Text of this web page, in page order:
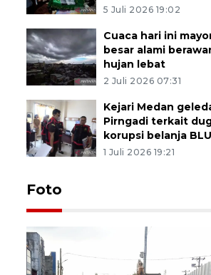
5 Juli 2026 19:02
Cuaca hari ini
besar alami
hujan lebat
2 Juli 2026 07:31
Kejari Medan
Pirngadi terkait
korupsi belanja
1 Juli 2026 19:21
Foto